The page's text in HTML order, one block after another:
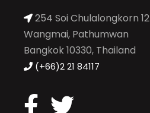
254 Soi Chulalongkorn 12
Wangmai, Pathumwan
Bangkok 10330, Thailand
(+66)2 21 84117